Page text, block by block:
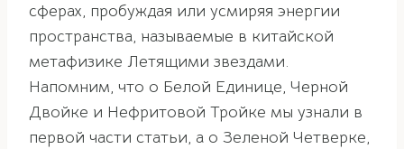
сферах, пробуждая или усмиряя энергии
пространства, называемые в китайской
метафизике Летящими звездами.
Напомним, что о Белой Единице, Черной
Двойке и Нефритовой Тройке мы узнали в
первой части статьи, а о Зеленой Четверке,